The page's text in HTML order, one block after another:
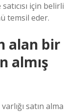
için belirli
temsil eder.
alan bir
almış
satın alma